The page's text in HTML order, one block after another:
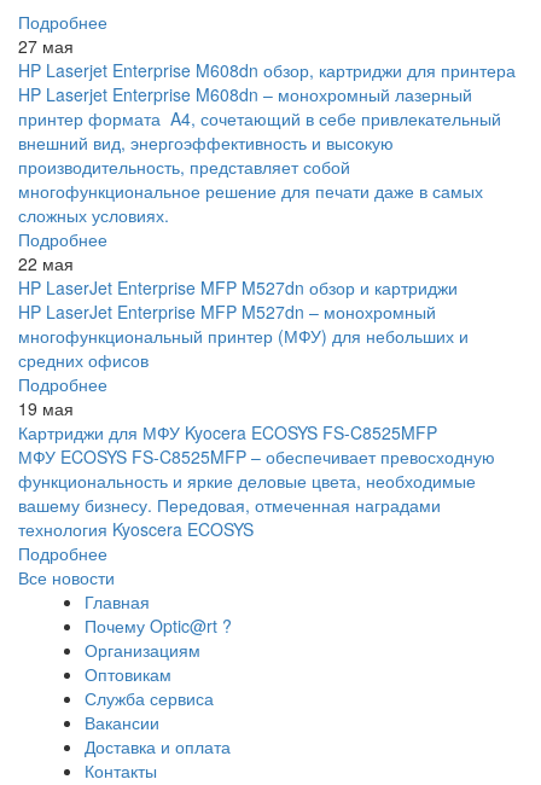
Подробнее
27 мая
HP Laserjet Enterprise M608dn обзор, картриджи для принтера
HP Laserjet Enterprise M608dn – монохромный лазерный
принтер формата A4, сочетающий в себе привлекательный
внешний вид, энергоэффективность и высокую
производительность, представляет собой
многофункциональное решение для печати даже в самых
сложных условиях.
Подробнее
22 мая
HP LaserJet Enterprise MFP M527dn обзор и картриджи
HP LaserJet Enterprise MFP M527dn – монохромный
многофункциональный принтер (МФУ) для небольших и
средних офисов
Подробнее
19 мая
Картриджи для МФУ Kyocera ECOSYS FS-C8525MFP
МФУ ECOSYS FS-C8525MFP – обеспечивает превосходную
функциональность и яркие деловые цвета, необходимые
вашему бизнесу. Передовая, отмеченная наградами
технология Kyoscera ECOSYS
Подробнее
Все новости
Главная
Почему Optic@rt ?
Организациям
Оптовикам
Служба сервиса
Вакансии
Доставка и оплата
Контакты